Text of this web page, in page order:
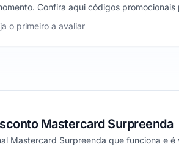
Confira aqui códigos
Surpreenda, de 1 a 5 estrelas
o primeiro a avaliar
Mastercard Surpreenda
Mastercard Surpreenda que funciona e